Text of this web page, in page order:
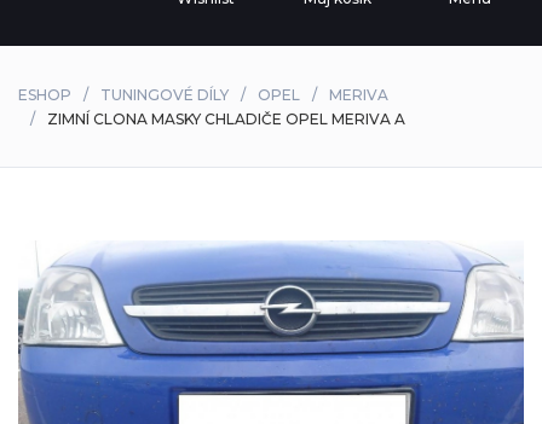
ESHOP TUNINGOVÉ DÍLY OPEL
MERIVA
ZIMNÍ CLONA MASKY CHLADIČE OPEL MERIVA A